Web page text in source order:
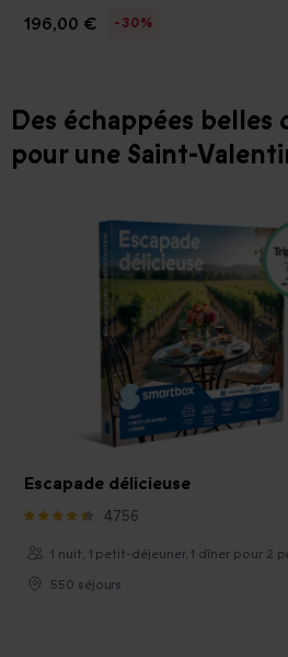
196,00 € -30%
Des échappées belles
pour une Saint-
Escapade délicieuse
4756
1 nuit, 1 petit-déjeuner, 1 dîner pour 2
550 séjours